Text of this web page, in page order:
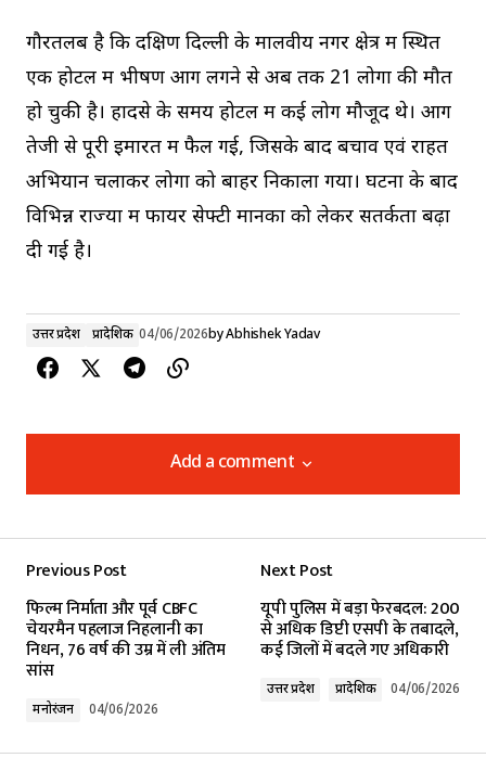
गौरतलब है कि दक्षिण दिल्ली के मालवीय नगर क्षेत्र में स्थित
एक होटल में भीषण आग लगने से अब तक 21 लोगों की मौत
हो चुकी है। हादसे के समय होटल में कई लोग मौजूद थे। आग
तेजी से पूरी इमारत में फैल गई, जिसके बाद बचाव एवं राहत
अभियान चलाकर लोगों को बाहर निकाला गया। घटना के बाद
विभिन्न राज्यों में फायर सेफ्टी मानकों को लेकर सतर्कता बढ़ा
दी गई है।
उत्तर प्रदेश प्रादेशिक 04/06/2026byAbhishek Yadav
Add a comment
Add a comment
Required fields are marked*
Previous Post
फिल्म निर्माता और पूर्व CBFC
चेयरमैन पहलाज निहलानी का
निधन, 76 वर्ष की उम्र में ली अंतिम
सांस
मनोरंजन 04/06/2026
Next Post
यूपी पुलिस में बड़ा फेरबदल: 200
से अधिक डिप्टी एसपी के तबादले,
कई जिलों में बदले गए अधिकारी
उत्तर प्रदेश प्रादेशिक 04/06/2026